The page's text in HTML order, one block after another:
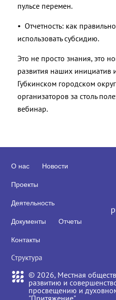
пульсе перемен.
• Отчетность: как
использовать субсидию.
Это не просто знания, это
развития наших
Губкинском городском
организаторов за столь
вебинар.
О нас Новости
Проекты
Деятельность
Документы Отчеты
Контакты
Структура
© 2026, Местная
развитию и
просвещению и
"Притяжение"